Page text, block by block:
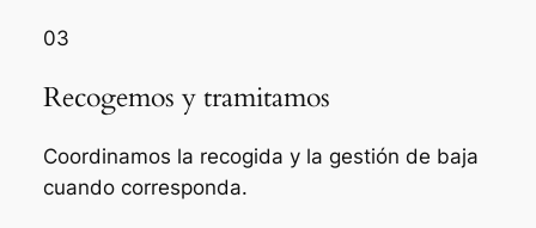
03
Recogemos y tramitamos
Coordinamos la recogida y la gestión de baja
cuando corresponda.